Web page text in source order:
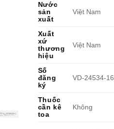
Nước
sản
xuất
Việt Nam
Xuất
xứ
thương
hiệu
Việt Nam
Số
đăng
ký
VD-24534-16
Thuốc
cần kê
toa
Không